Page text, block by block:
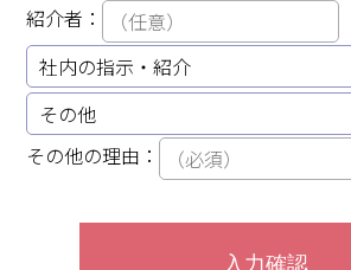
紹介者：
社内の指示・紹介
その他
その他の理由：